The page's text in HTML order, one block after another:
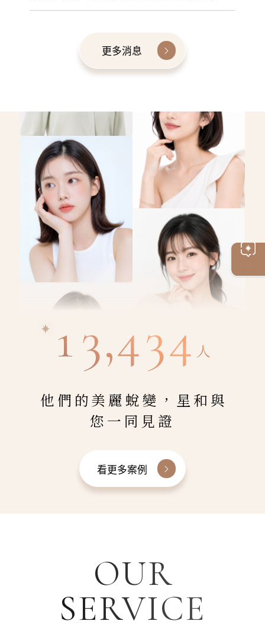
更多消息
13,434 人
他們的美麗蛻變，星和與
您一同見證
看更多案例
OUR
SERVICE